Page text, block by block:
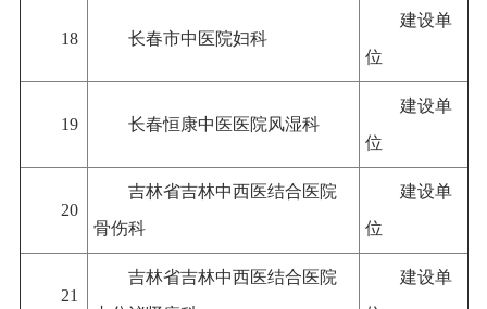
18 长春市中医院妇科
建设单
位
19 长春恒康中医医院风湿科
建设单
位
20
吉林省吉林中西医结合医院
骨伤科
建设单
位
21
吉林省吉林中西医结合医院
建设单